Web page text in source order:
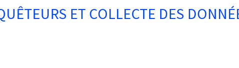
ET COLLECTE DES